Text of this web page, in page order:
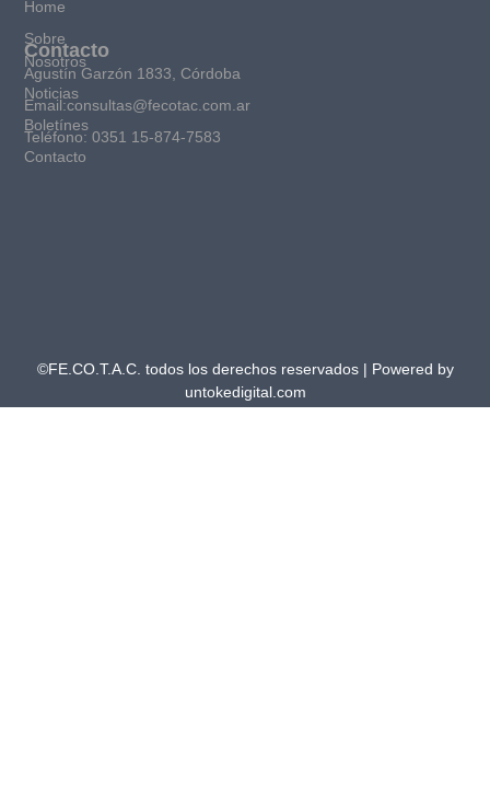
Home
Sobre
Nosotros
Noticias
Boletínes
Contacto
Contacto
Agustín Garzón 1833, Córdoba
Email:consultas@fecotac.com.ar
Teléfono: 0351 15-874-7583
©FE.CO.T.A.C. todos los derechos reservados | Powered by
untokedigital.com